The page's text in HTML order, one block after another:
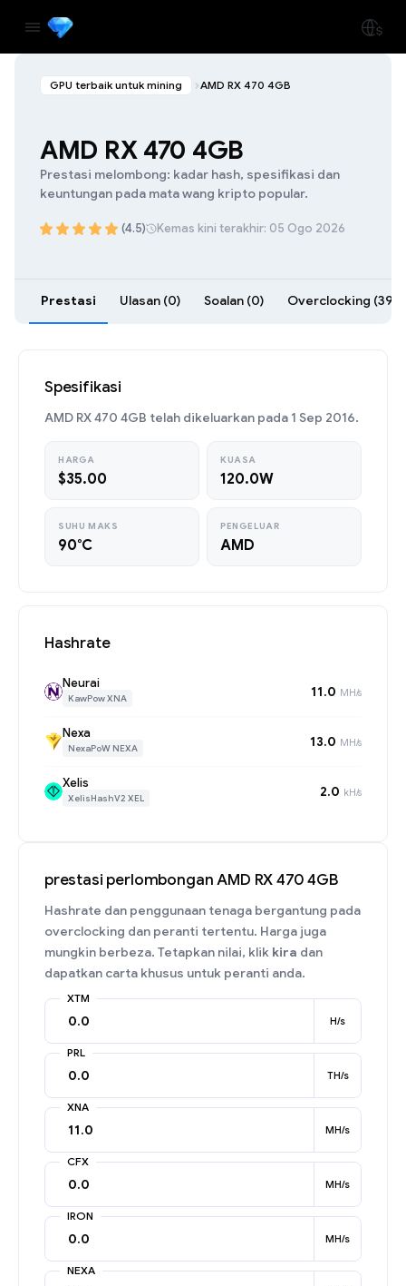
GPU terbaik untuk mining AMD RX 470 4GB
AMD RX 470 4GB
Prestasi melombong: kadar hash, spesifikasi dan
keuntungan pada mata wang kripto popular.
(4.5) Kemas kini terakhir: 05 Ogo 2026
Prestasi Ulasan (0) Soalan (0) Overclocking (39)
Spesifikasi
AMD RX 470 4GB telah dikeluarkan pada 1 Sep 2016.
HARGA
$35.00
KUASA
120.0W
SUHU MAKS
90°C
PENGELUAR
AMD
Hashrate
Neurai
KawPow XNA 11.0 MH/s
Nexa
NexaPoW NEXA 13.0 MH/s
Xelis
XelisHashV2 XEL 2.0 kH/s
prestasi perlombongan AMD RX 470 4GB
Hashrate dan penggunaan tenaga bergantung pada
overclocking dan peranti tertentu. Harga juga
mungkin berbeza. Tetapkan nilai, klik kira dan
dapatkan carta khusus untuk peranti anda.
XTM
H/s
PRL
TH/s
XNA
MH/s
CFX
MH/s
IRON
MH/s
NEXA